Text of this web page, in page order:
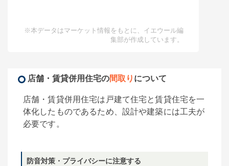
※本データはマーケット情報をもとに、イエウール編
集部が作成しています。
店舗・賃貸併用住宅の間取り について
店舗・賃貸併用住宅は戸建て住宅と賃貸住宅を一
体化したものであるため、設計や建築には工夫が
必要です。
防音対策・プライバシーに注意する